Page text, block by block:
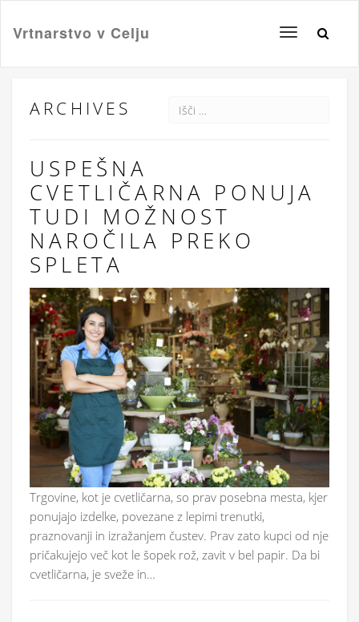
Toggle
Vrtnarstvo v Celju
ARCHIVES
USPEŠNA
CVETLIČARNA PONUJA
TUDI MOŽNOST
NAROČILA PREKO
SPLETA
Trgovine, kot je cvetličarna, so prav posebna mesta, kjer
ponujajo izdelke, povezane z lepimi trenutki,
praznovanji in izražanjem čustev. Prav zato kupci od nje
pričakujejo več kot le šopek rož, zavit v bel papir. Da bi
cvetličarna, je sveže in…